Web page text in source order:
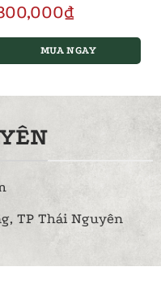
₫
MUA NGAY
TP Thái Nguyên